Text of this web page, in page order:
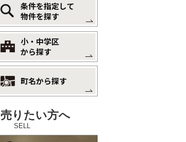
条件を指定して
物件を探す
小・中学区
から探す
町名から探す
売りたい方へ
SELL